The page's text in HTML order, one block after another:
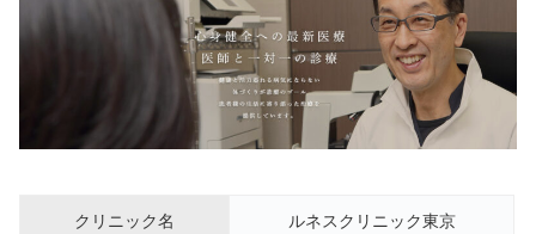
クリニック名 ルネスクリニック東京